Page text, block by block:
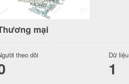
mại
theo dõi Dữ liệu
1